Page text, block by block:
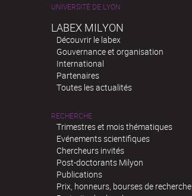
UNIVERSITÉ DE LYON
LABEX MILYON
Découvrir le labex
Gouvernance et organisation
International
Partenaires
Toutes les actualités
RECHERCHE
Trimestres et mois thématiques
Evénements scientifiques
Chercheurs invités
Post-doctorants Milyon
Publications
Prix, honneurs, bourses de recherche